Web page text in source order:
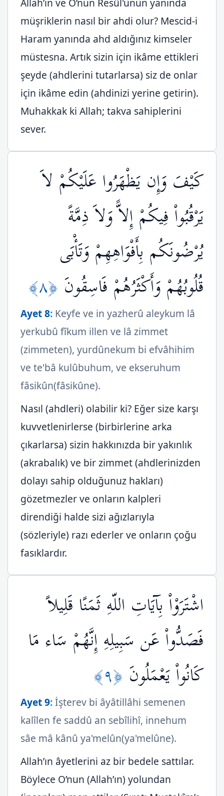
Allah’ın ve O’nun Resûl'ünün yanında
müşriklerin nasıl bir ahdi olur? Mescid-i
Haram yanında ahd aldığınız kimseler
müstesna. Artık sizin için ikâme ettikleri
şeyde (ahdlerini tutarlarsa) siz de onlar
için ikâme edin (ahdinizi yerine getirin).
Muhakkak ki Allah; takva sahiplerini
sever.
كَيْفَ وَإِن يَظْهَرُوا عَلَيْكُمْ لاَ
يَرْقُبُواْ فِيكُمْ إِلاًّ وَلاَ ذِمَّةً
يُرْضُونَكُم بِأَفْوَاهِهِمْ وَتَأْبَى
قُلُوبُهُمْ وَأَكْثَرُهُمْ فَاسِقُونَ ﴿٨﴾
Ayet 8: Keyfe ve in yazherû aleykum lâ
yerkubû fîkum illen ve lâ zimmet
(zimmeten), yurdûnekum bi efvâhihim
ve te'bâ kulûbuhum, ve ekseruhum
fâsikûn(fâsikûne).
Nasıl (ahdleri) olabilir ki? Eğer size karşı
kuvvetlenirlerse (birbirlerine arka
çıkarlarsa) sizin hakkınızda bir yakınlık
(akrabalık) ve bir zimmet (ahdlerinizden
dolayı sahip olduğunuz hakları)
gözetmezler ve onların kalpleri
direndiği halde sizi ağızlarıyla
(sözleriyle) razı ederler ve onların çoğu
fasıklardır.
اشْتَرَوْاْ بِآيَاتِ اللّهِ ثَمَنًا قَلِيلاً
فَصَدُّواْ عَن سَبِيلِهِ إِنَّهُمْ سَاء مَا
كَانُواْ يَعْمَلُونَ ﴿٩﴾
Ayet 9:İşterev bi âyâtillâhi semenen
kalîlen fe saddû an sebîlihî, innehum
sâe mâ kânû ya'melûn(ya'melûne).
Allah’ın âyetlerini az bir bedele sattılar.
Böylece O’nun (Allah’ın) yolundan